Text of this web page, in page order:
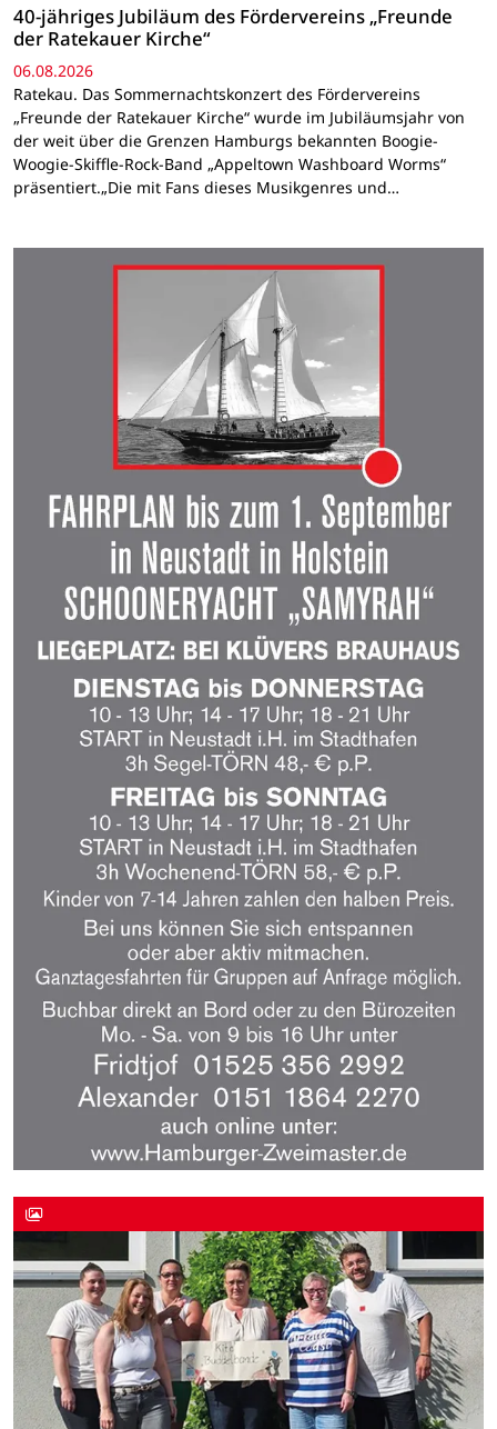
40-jähriges Jubiläum des Fördervereins „Freunde
der Ratekauer Kirche“
06.08.2026
Ratekau. Das Sommernachtskonzert des Fördervereins
„Freunde der Ratekauer Kirche“ wurde im Jubiläumsjahr von
der weit über die Grenzen Hamburgs bekannten Boogie-
Woogie-Skiffle-Rock-Band „Appeltown Washboard Worms“
präsentiert.„Die mit Fans dieses Musikgenres und…